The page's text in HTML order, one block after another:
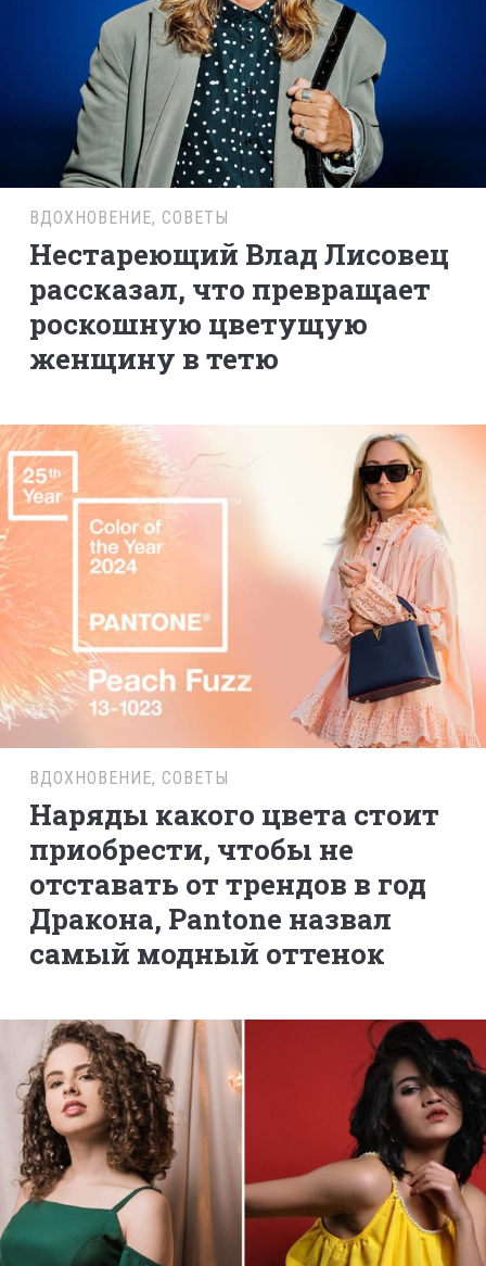
ВДОХНОВЕНИЕ, СОВЕТЫ
Нестареющий Влад Лисовец
рассказал, что превращает
роскошную цветущую
женщину в тетю
ВДОХНОВЕНИЕ, СОВЕТЫ
Наряды какого цвета стоит
приобрести, чтобы не
отставать от трендов в год
Дракона, Pantone назвал
самый модный оттенок